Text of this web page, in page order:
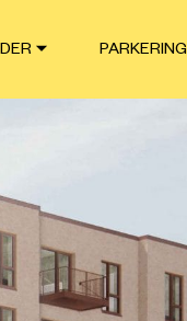
PARKERING